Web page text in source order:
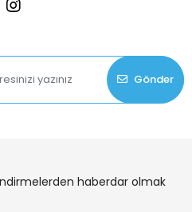
Gönder
haberdar olmak